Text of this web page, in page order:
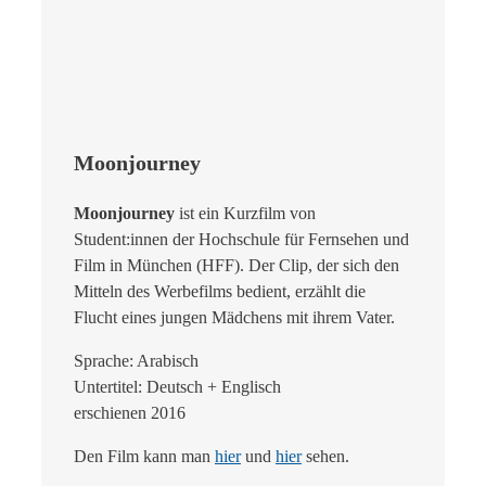
Moonjourney
Moonjourney ist ein Kurzfilm von
Student:innen der Hochschule für Fernsehen und
Film in München (HFF). Der Clip, der sich den
Mitteln des Werbefilms bedient, erzählt die
Flucht eines jungen Mädchens mit ihrem Vater.
Sprache: Arabisch
Untertitel: Deutsch + Englisch
erschienen 2016
Den Film kann man hierund hiersehen.